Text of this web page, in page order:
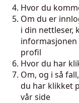
Hvor du
Om du er
i din nettleser,
profil
Hvor du har
Om, og i så
du har klikket
vår side